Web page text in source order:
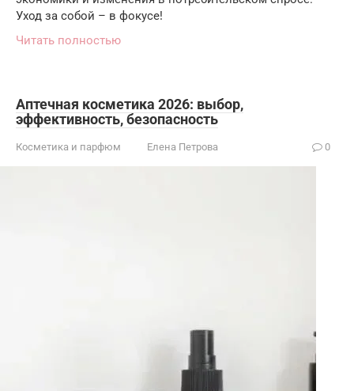
Уход за собой – в фокусе!
Читать полностью
Аптечная косметика 2026: выбор,
эффективность, безопасность
Косметика и парфюм Елена Петрова 0